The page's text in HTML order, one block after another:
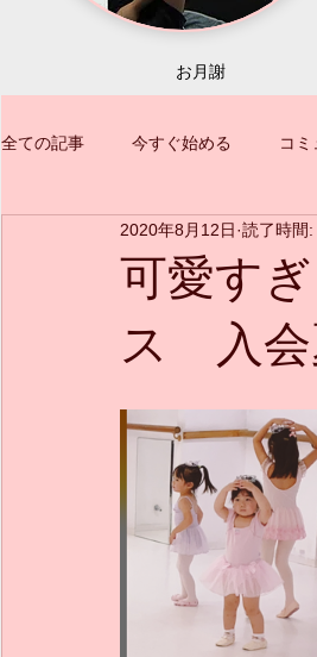
お月謝
全ての記事 今すぐ始める コ
可愛す
ス 入会
2020年8月12日 読了時間